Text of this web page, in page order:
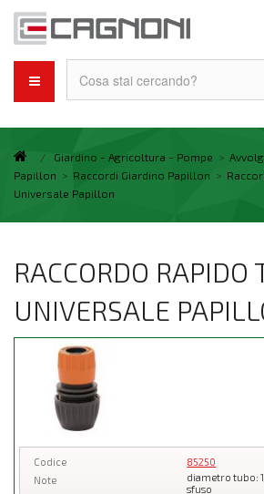
/ Giardino - Agricoltura - Pompe >
Papillon > Raccordi Giardino Papillon >
Universale Papillon
RACCORDO RAPIDO
UNIVERSALE
Codice
85250
Note
diametro tubo:
sfuso